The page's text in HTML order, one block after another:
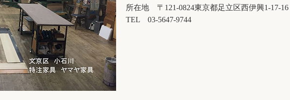
所在地 〒121-0824東京都足立区西伊興1-17-16
TEL 03-5647-9744